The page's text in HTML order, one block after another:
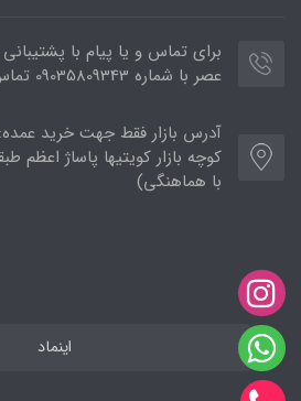
عصر با شماره 09035809343 تماس حاصل فرمایید
آدرس بازار فقط جهت خرید عمده:
با هماهنگی)
اینماد